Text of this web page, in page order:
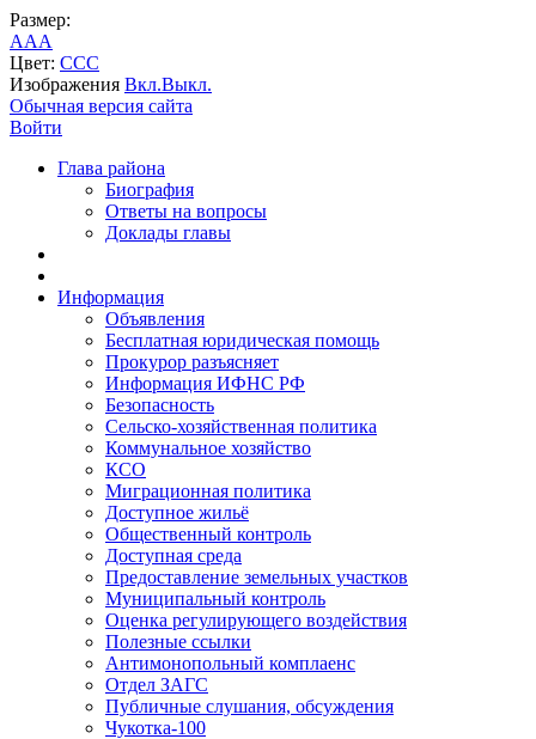
Размер:
AAA
Цвет: CCC
Изображения Вкл.Выкл.
Обычная версия сайта
Войти
Глава района
Биография
Ответы на вопросы
Доклады главы
Информация
Объявления
Бесплатная юридическая помощь
Прокурор разъясняет
Информация ИФНС РФ
Безопасность
Сельско-хозяйственная политика
Коммунальное хозяйство
КСО
Миграционная политика
Доступное жильё
Общественный контроль
Доступная среда
Предоставление земельных участков
Муниципальный контроль
Оценка регулирующего воздействия
Полезные ссылки
Антимонопольный комплаенс
Отдел ЗАГС
Публичные слушания, обсуждения
Чукотка-100